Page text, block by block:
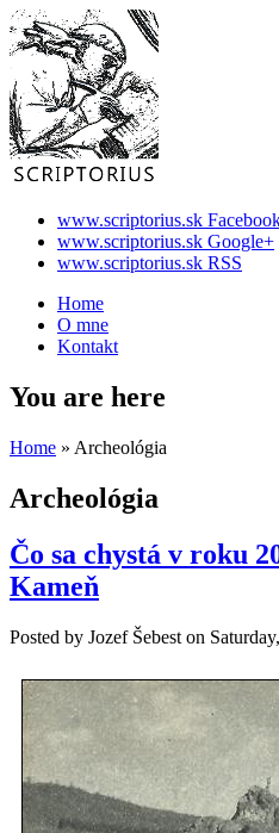
www.scriptorius.sk
www.scriptorius.sk Google+
www.scriptorius.sk RSS
Home
O mne
Kontakt
You are here
Home » Archeológia
Archeológia
Čo sa chystá v roku
Kameň
Posted by Jozef Šebest on